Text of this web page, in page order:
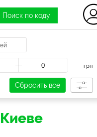
Поиск по коду
грн
Сбросить все